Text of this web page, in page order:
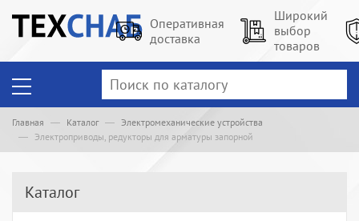
Оперативная
доставка
Широкий
выбор
товаров
Главная Каталог
Электромеханические устройства
Электроприводы, редукторы для арматуры запорной
Каталог